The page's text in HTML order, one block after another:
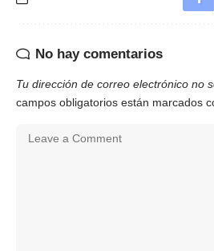
No hay comentarios
Tu dirección de correo electrónico no
campos obligatorios están marcados